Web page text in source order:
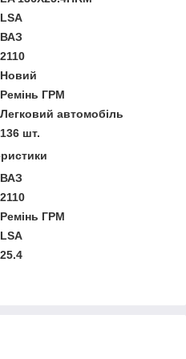
LSA
ВАЗ
2110
Новий
Ремінь ГРМ
Легковий автомобіль
136 шт.
ВАЗ
2110
Ремінь ГРМ
LSA
25.4